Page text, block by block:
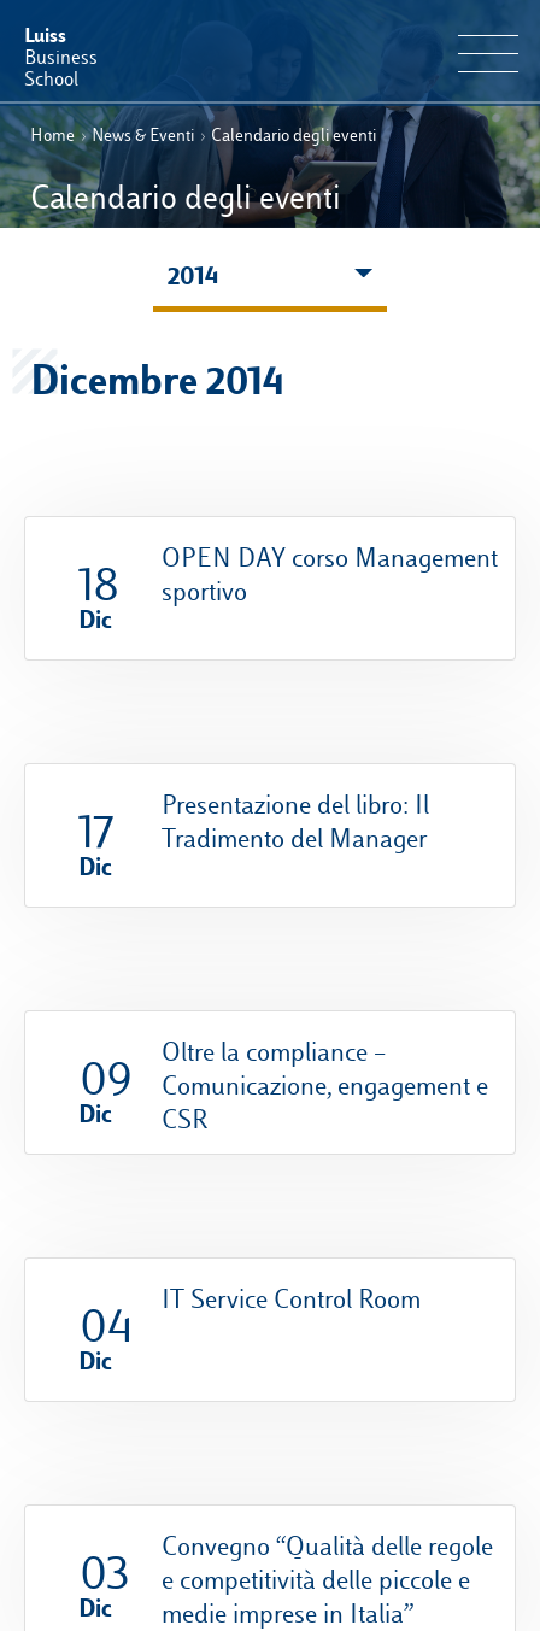
Luiss
Business
School
EN
Offerta Formativa
Perché Luiss Business School
Faculty & Ricerca
Amsterdam
Home › News & Eventi › Calendario degli eventi
Calendario degli eventi
2014
Dicembre 2014
18
Dic
OPEN DAY corso Management
sportivo
17
Dic
Presentazione del libro: Il
Tradimento del Manager
09
Dic
Oltre la compliance –
Comunicazione, engagement e
CSR
04
Dic
IT Service Control Room
03
Dic
Convegno “Qualità delle regole
e competitività delle piccole e
medie imprese in Italia”